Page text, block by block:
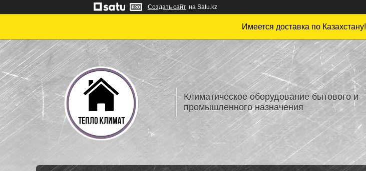
Создать сайт на Satu.kz
Имеется доставка по Казахстану!
Климатическое оборудование бытового и
промышленного назначения